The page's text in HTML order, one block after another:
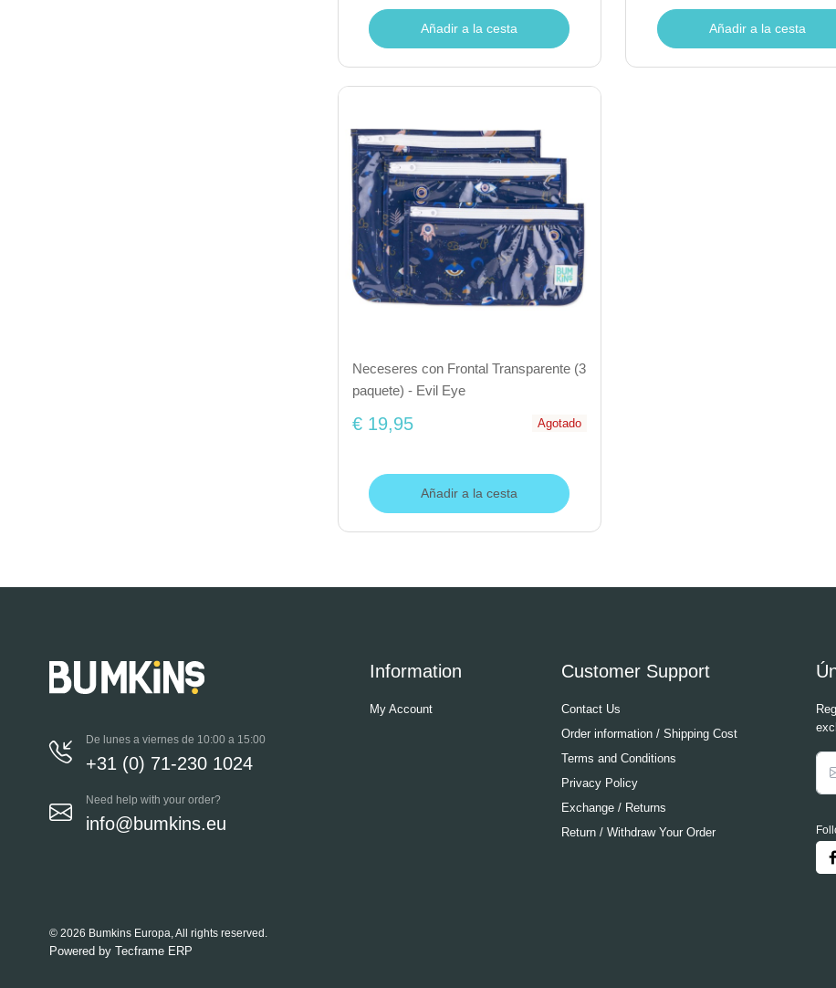
Añadir a la cesta Añadir a la cesta
Neceseres con Frontal Transparente (3
paquete) - Evil Eye
€ 19,95 Agotado
Añadir a la cesta
De lunes a viernes de 10:00 a 15:00
+31 (0) 71-230 1024
Need help with your order?
info@bumkins.eu
Information
My Account
Customer Support
Contact Us
Order information / Shipping Cost
Terms and Conditions
Privacy Policy
Exchange / Returns
Return / Withdraw Your Order
© 2026 Bumkins Europa, All rights reserved.
Powered by Tecframe ERP